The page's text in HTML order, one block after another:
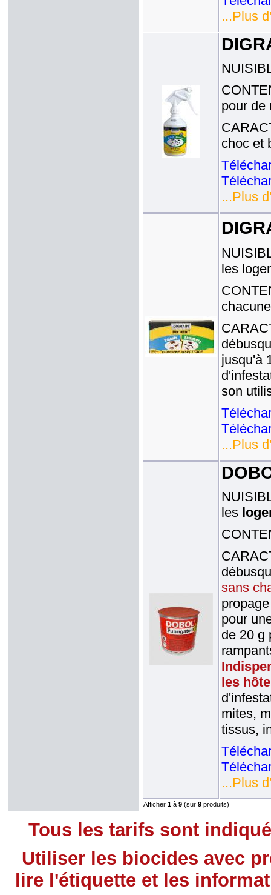
...Plus
pour de
choc et
...Plus
les
chacune
jusqu'à
son
...Plus
les
sans
pour
de 20 g
les
mites,
tissus,
...Plus
Afficher 1 à 9 (sur 9 produits)
Tous les tarifs sont
Utiliser les biocides avec
lire l'étiquette et les